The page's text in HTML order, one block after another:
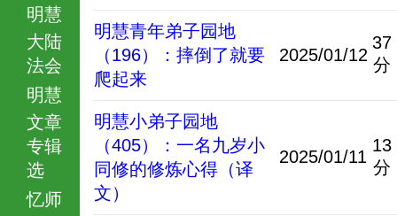
明慧
大陆
法会
明慧
文章
专辑
选
忆师
明慧青年弟子园地
（196）：摔倒了就要
爬起来
2025/01/12
37
分
明慧小弟子园地
（405）：一名九岁小
同修的修炼心得（译
文）
2025/01/11
13
分